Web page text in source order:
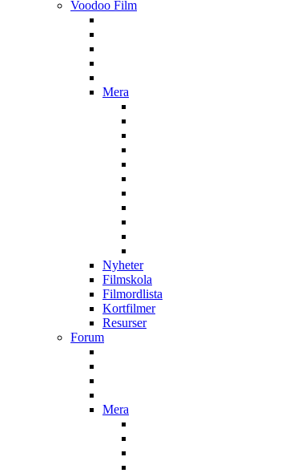
Voodoo Film
Mera
Nyheter
Filmskola
Filmordlista
Kortfilmer
Resurser
Forum
Mera